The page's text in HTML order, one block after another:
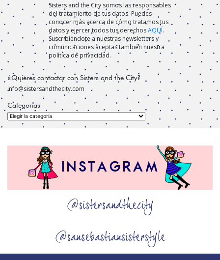
Sisters and the City somos las responsables
del tratamiento de tus datos. Puedes
conocer más acerca de cómo tratamos tus
datos y ejercer todos tus derechosAQUÍ.
Suscribiéndote a nuestras newsletters y
comunicaciones aceptas también nuestra
política de privacidad.
¿Quiéres contactar con Sisters and the City?
info@sistersandthecity.com
Categorías
Categorías
@sistersandthecity
@sansebastiansisterstyle